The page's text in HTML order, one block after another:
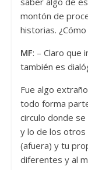
montón de
historias.
MF: – Claro que
también es
Fue algo
todo forma
circulo donde
y lo de los
(afuera) y tu
diferentes y al